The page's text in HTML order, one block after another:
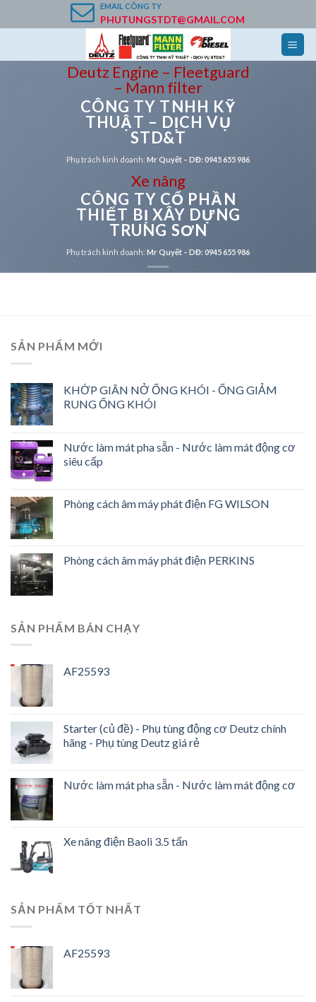
to
EMAIL CÔNG TY
PHUTUNGSTDT@GMAIL.COM
Deutz Engine – Fleetguard
– Mann filter
CÔNG TY TNHH KỸ
THUẬT – DỊCH VỤ
STD&T
Phụ trách kinh doanh: Mr Quyết – DĐ: 0945 655 986
Xe nâng
CÔNG TY CỔ PHẦN
THIẾT BỊ XÂY DỰNG
TRUNG SƠN
Phụ trách kinh doanh: Mr Quyết – DĐ: 0945 655 986
SẢN PHẨM MỚI
KHỚP GIÃN NỞ ỐNG KHÓI - ỐNG GIẢM
RUNG ỐNG KHÓI
Nước làm mát pha sẵn - Nước làm mát động cơ
siêu cấp
Phòng cách âm máy phát điện FG WILSON
Phòng cách âm máy phát điện PERKINS
SẢN PHẨM BÁN CHẠY
AF25593
Starter (củ đề) - Phụ tùng động cơ Deutz chính
hãng - Phụ tùng Deutz giá rẻ
Nước làm mát pha sẵn - Nước làm mát động cơ
Xe nâng điện Baoli 3.5 tấn
SẢN PHẨM TỐT NHẤT
AF25593